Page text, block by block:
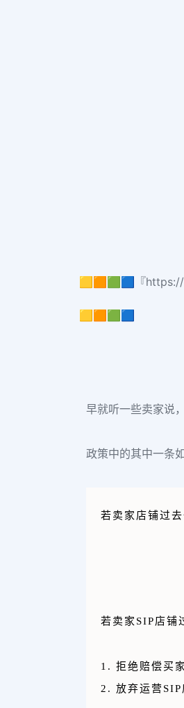
🟨🟧🟩🟦『https://
🟨🟧🟩🟦
早就听一些卖家说
政策中的其中一条如
若卖家店铺过
若卖家SIP店铺
1. 拒绝赔偿买
2. 放弃运营SIP